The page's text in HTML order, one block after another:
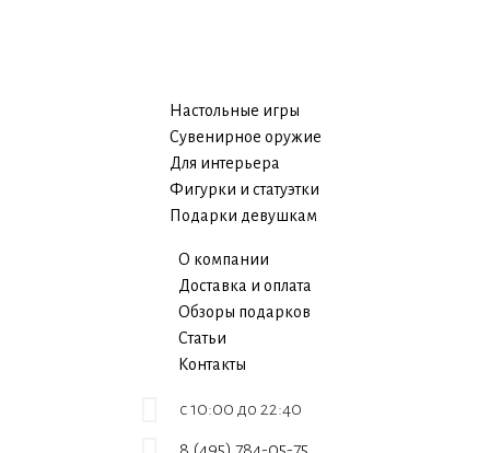
Настольные игры
Сувенирное оружие
Для интерьера
Фигурки и статуэтки
Подарки девушкам
О компании
Доставка и оплата
Обзоры подарков
Статьи
Контакты
c 10:00 до 22:40